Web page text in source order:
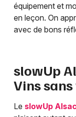
équipement et
en leçon. On
avec de bons
slowUp
Vins
Le slowUp